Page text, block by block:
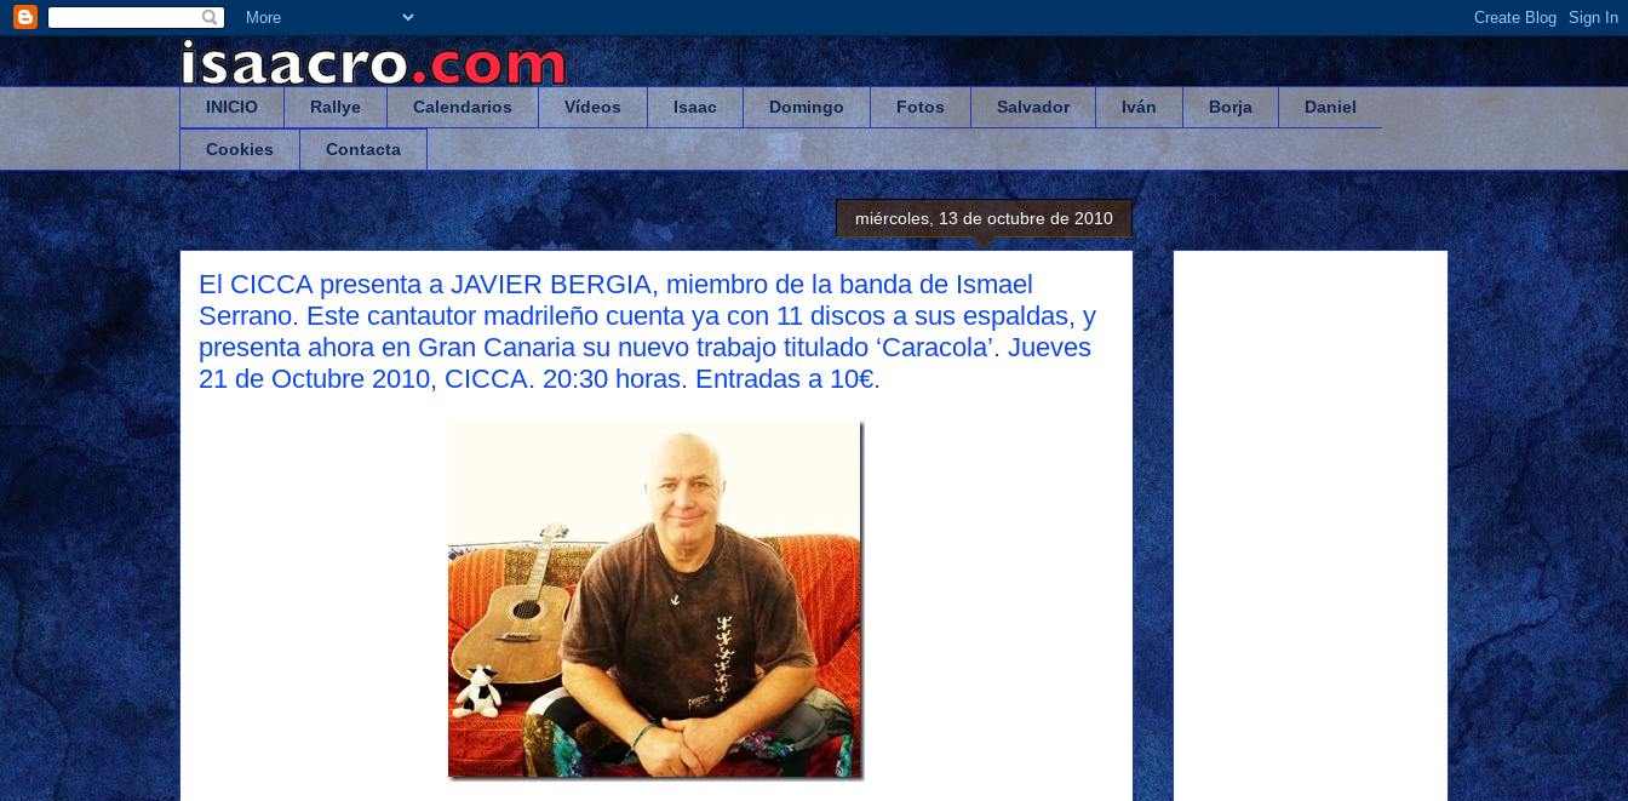
INICIO Rallye Calendarios Vídeos Isaac Domingo Fotos Salvador Iván Borja Daniel
Cookies Contacta
miércoles, 13 de octubre de 2010
El CICCA presenta a JAVIER BERGIA, miembro de la banda de Ismael
Serrano. Este cantautor madrileño cuenta ya con 11 discos a sus espaldas, y
presenta ahora en Gran Canaria su nuevo trabajo titulado ‘Caracola’. Jueves
21 de Octubre 2010, CICCA. 20:30 horas. Entradas a 10€.